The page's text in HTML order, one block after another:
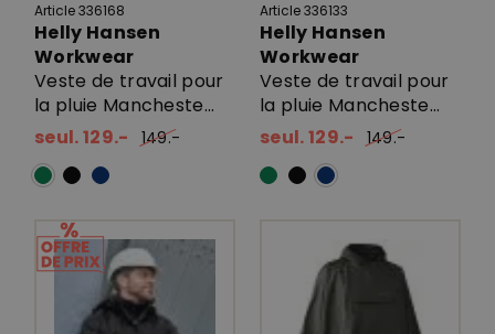
Article 336168
Helly Hansen
Workwear
Veste de travail pour
la pluie Mancheste...
seul. 129.-
149.-
Article 336133
Helly Hansen
Workwear
Veste de travail pour
la pluie Mancheste...
seul. 129.-
149.-